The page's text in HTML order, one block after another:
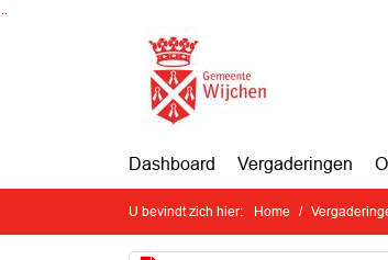
Ga naar de inhoud van deze pagina
Dashboard Vergaderingen
U bevindt zich hier: Home